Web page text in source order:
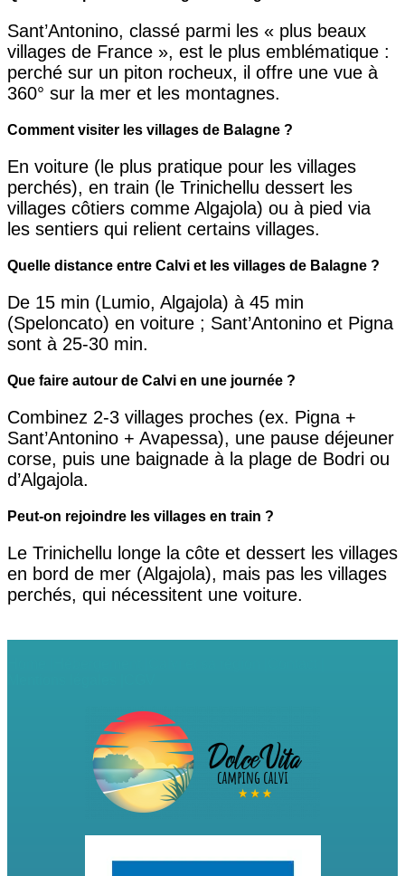
Sant’Antonino, classé parmi les « plus beaux
villages de France », est le plus emblématique :
perché sur un piton rocheux, il offre une vue à
360° sur la mer et les montagnes.
Comment visiter les villages de Balagne ?
En voiture (le plus pratique pour les villages
perchés), en train (le Trinichellu dessert les
villages côtiers comme Algajola) ou à pied via
les sentiers qui relient certains villages.
Quelle distance entre Calvi et les villages de Balagne ?
De 15 min (Lumio, Algajola) à 45 min
(Speloncato) en voiture ; Sant’Antonino et Pigna
sont à 25-30 min.
Que faire autour de Calvi en une journée ?
Combinez 2-3 villages proches (ex. Pigna +
Sant’Antonino + Avapessa), une pause déjeuner
corse, puis une baignade à la plage de Bodri ou
d’Algajola.
Peut-on rejoindre les villages en train ?
Le Trinichellu longe la côte et dessert les villages
en bord de mer (Algajola), mais pas les villages
perchés, qui nécessitent une voiture.